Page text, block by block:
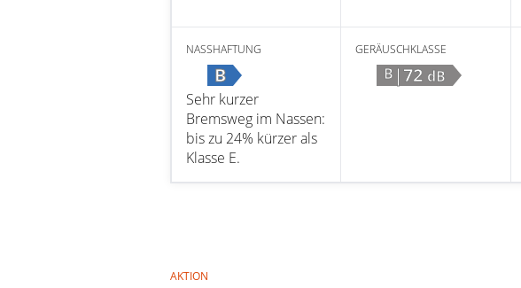
NASSHAFTUNG
B
Sehr kurzer
Bremsweg im Nassen:
bis zu 24% kürzer als
Klasse E.
GERÄUSCHKLASSE
B |72 dB
AKTION